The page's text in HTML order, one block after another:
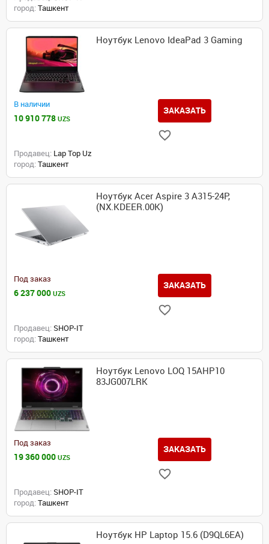
город: Ташкент
Ноутбук Lenovo IdeaPad 3 Gaming
В наличии
10 910 778 UZS
ЗАКАЗАТЬ
Продавец: Lap Top Uz
город: Ташкент
Ноутбук Acer Aspire 3 A315-24P,
(NX.KDEER.00K)
Под заказ
6 237 000 UZS
ЗАКАЗАТЬ
Продавец: SHOP-IT
город: Ташкент
Ноутбук Lenovo LOQ 15AHP10
83JG007LRK
Под заказ
19 360 000 UZS
ЗАКАЗАТЬ
Продавец: SHOP-IT
город: Ташкент
Ноутбук HP Laptop 15.6 (D9QL6EA)